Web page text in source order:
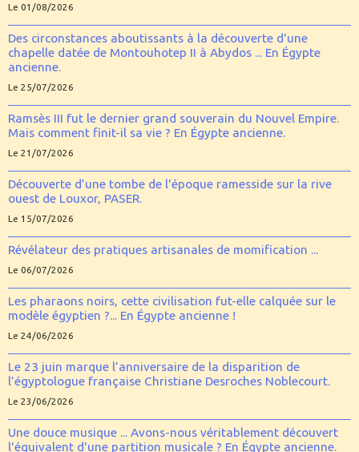
Le 01/08/2026
Des circonstances aboutissants à la découverte d'une
chapelle datée de Montouhotep II à Abydos ... En Égypte
ancienne.
Le 25/07/2026
Ramsès III fut le dernier grand souverain du Nouvel Empire.
Mais comment finit-il sa vie ? En Égypte ancienne.
Le 21/07/2026
Découverte d’une tombe de l'époque ramesside sur la rive
ouest de Louxor, PASER.
Le 15/07/2026
Révélateur des pratiques artisanales de momification ...
Le 06/07/2026
Les pharaons noirs, cette civilisation fut-elle calquée sur le
modèle égyptien ?... En Égypte ancienne !
Le 24/06/2026
Le 23 juin marque l’anniversaire de la disparition de
l’égyptologue française Christiane Desroches Noblecourt.
Le 23/06/2026
Une douce musique ... Avons-nous véritablement découvert
l'équivalent d'une partition musicale ? En Égypte ancienne.